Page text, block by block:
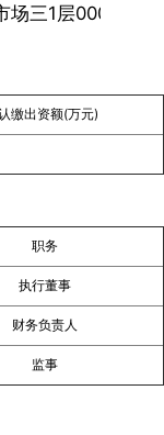
场三1层0001212
缴出资额(万元)
职务
执行董事
财务负责人
监事